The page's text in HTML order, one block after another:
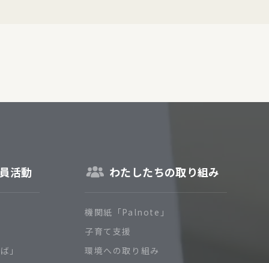
活動
」
わたしたちの取り組み
機関紙「Palnote」
子育て支援
環境への取り組み